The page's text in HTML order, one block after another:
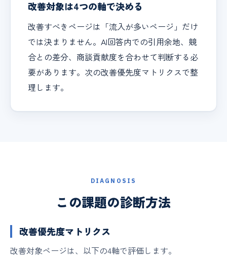
改善対象は4つの軸で決める
改善すべきページは「流入が多いページ」だけ
では決まりません。AI回答内での引用余地、競
合との差分、商談貢献度を合わせて判断する必
要があります。次の改善優先度マトリクスで整
理します。
DIAGNOSIS
この課題の診断方法
改善優先度マトリクス
改善対象ページは、以下の4軸で評価します。